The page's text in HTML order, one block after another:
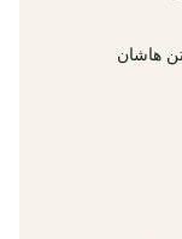
هاشان